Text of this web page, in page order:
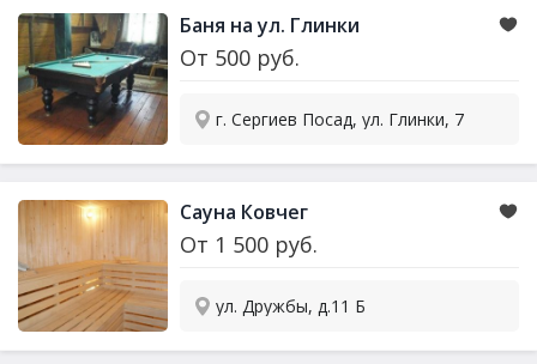
Баня на ул. Глинки
От 500 руб.
г. Сергиев Посад, ул. Глинки, 7
Сауна Ковчег
От 1 500 руб.
ул. Дружбы, д.11 Б